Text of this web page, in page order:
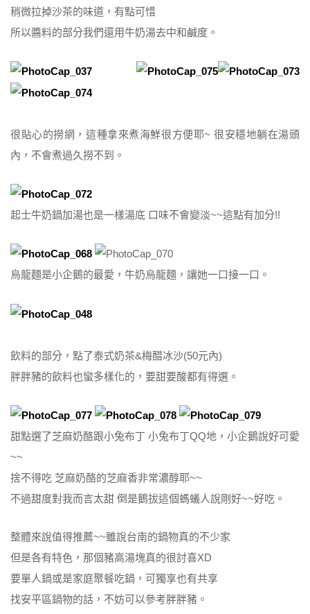
稍微拉掉沙茶的味道，有點可惜
所以醬料的部分我們還用牛奶湯去中和鹹度。
很貼心的撈網，這種拿來煮海鮮很方便耶~ 很安穩地躺在湯頭
內，不會煮過久撈不到。
起士牛奶鍋加湯也是一樣湯底 口味不會變淡~~這點有加分!!
烏龍麵是小企鵝的最愛，牛奶烏龍麵，讓她一口接一口。
飲料的部分，點了泰式奶茶&梅醋冰沙(50元內)
胖胖豬的飲料也蠻多樣化的，要甜要酸都有得選。
甜點選了芝麻奶酪跟小兔布丁 小兔布丁QQ地，小企鵝說好可愛
~~
捨不得吃 芝麻奶酪的芝麻香非常濃醇耶~~
不過甜度對我而言太甜 倒是鵝拔這個螞蟻人說剛好~~好吃。
整體來說值得推薦~~雖說台南的鍋物真的不少家
但是各有特色，那個豬高湯塊真的很討喜XD
要單人鍋或是家庭聚餐吃鍋，可獨享也有共享
找安平區鍋物的話，不妨可以參考胖胖豬。